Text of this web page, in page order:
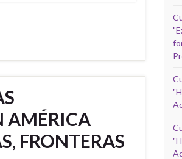
AMÉRICA
FRONTERAS